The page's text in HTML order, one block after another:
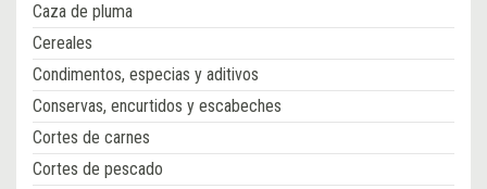
Caza de pluma
Cereales
Condimentos, especias y aditivos
Conservas, encurtidos y escabeches
Cortes de carnes
Cortes de pescado